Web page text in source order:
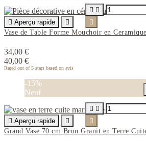
 Aperçu rapide

Vase de Table Forme Mouchoir en
34,00 €
40,00 €
Rated out of 5 stars based on avis
 

-15%
Neuf
 Aperçu rapide

Grand Vase 70 cm Brun Granit en Terre
 
